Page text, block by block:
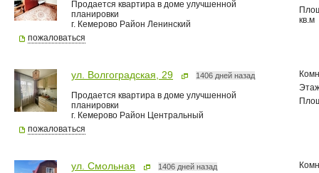
Продается квартира в доме улучшенной
планировки
г. Кемерово Район Ленинский
кв.м
пожаловаться
ул. Волгоградская, 29 1406 дней назад
Продается квартира в доме улучшенной
планировки
г. Кемерово Район Центральный
пожаловаться
ул. Смольная 1406 дней назад